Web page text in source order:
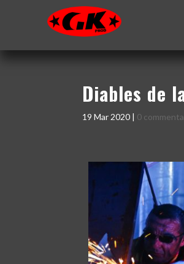
Diables de
19 Mar 2020 | 0